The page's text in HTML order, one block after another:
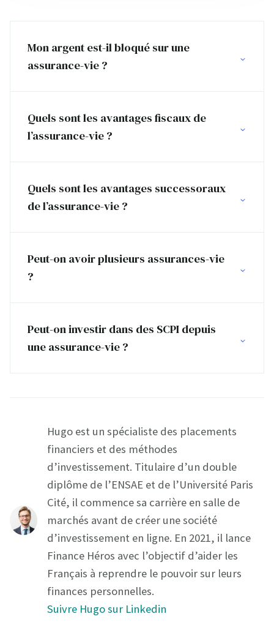
Mon argent est-il bloqué sur une
assurance-vie ?
Quels sont les avantages fiscaux de
l’assurance-vie ?
Quels sont les avantages successoraux
de l’assurance-vie ?
Peut-on avoir plusieurs assurances-vie
?
Peut-on investir dans des SCPI depuis
une assurance-vie ?
Hugo est un spécialiste des placements
financiers et des méthodes
d’investissement. Titulaire d’un double
diplôme de l’ENSAE et de l’Université Paris
Cité, il commence sa carrière en salle de
marchés avant de créer une société
d’investissement en ligne. En 2021, il lance
Finance Héros avec l’objectif d’aider les
Français à reprendre le pouvoir sur leurs
finances personnelles.
Suivre Hugo sur Linkedin